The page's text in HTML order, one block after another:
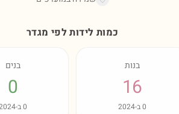
כמות לידות לפי מגדר
בנות
16
0ב-2024
בנים
0
0ב-